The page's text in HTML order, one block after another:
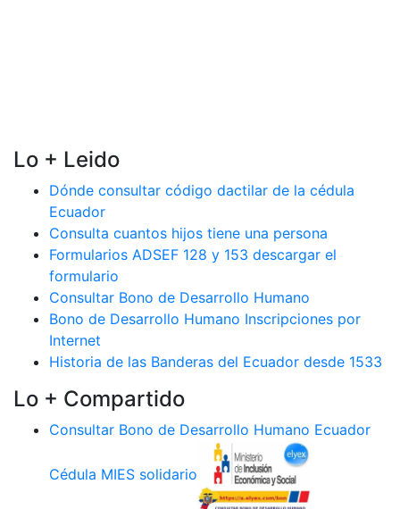
Lo + Leido
Dónde consultar código dactilar de la cédula
Ecuador
Consulta cuantos hijos tiene una persona
Formularios ADSEF 128 y 153 descargar el
formulario
Consultar Bono de Desarrollo Humano
Bono de Desarrollo Humano Inscripciones por
Internet
Historia de las Banderas del Ecuador desde 1533
Lo + Compartido
Consultar Bono de Desarrollo Humano Ecuador
Cédula MIES solidario